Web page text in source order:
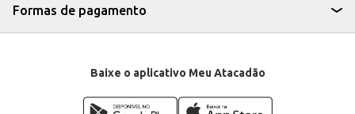
Formas de pagamento
Baixe o aplicativo Meu Atacadão